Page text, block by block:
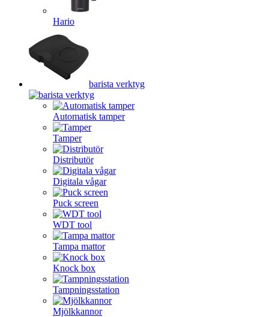
Hario
barista verktyg
Automatisk tamper
Tamper
Distributör
Digitala vågar
Puck screen
WDT tool
Tampa mattor
Knock box
Tampningsstation
Mjölkkannor